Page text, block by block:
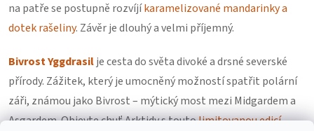
na patře se postupně rozvíjíkaramelizované mandarinky a
dotek rašeliny. Závěr je dlouhý a velmi příjemný.
Bivrost Yggdrasilje cesta do světa divoké a drsné severské
přírody. Zážitek, který je umocněný možností spatřit polární
záři, známou jako Bivrost – mýtický most mezi Midgardem a
Asgardem. Objevte chuť Arktidy s toutolimitovanou edicí,